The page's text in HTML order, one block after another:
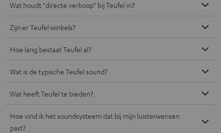
Wat houdt "directe verkoop“ bij Teufel in?
Zijn er Teufel winkels?
Hoe lang bestaat Teufel al?
Wat is de typische Teufel sound?
Wat heeft Teufel te bieden?
Hoe vind ik het soundsysteem dat bij mijn luisterwensen
past?